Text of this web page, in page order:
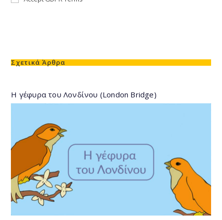
Σχετικά Άρθρα
Η γέφυρα του Λονδίνου (London Bridge)